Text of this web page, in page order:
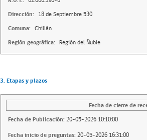
Dirección: 18 de Septiembre 530
Comuna: Chillán
Región geográfica: Región del Ñuble
3. Etapas y plazos
Fecha de cierre de
Fecha de Publicación: 20-05-2026 10:10:00
Fecha inicio de preguntas: 20-05-2026 16:31:00